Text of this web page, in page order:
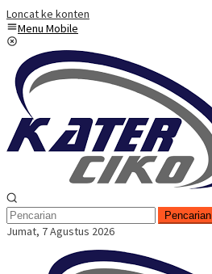
Loncat ke konten
Menu Mobile
Pencarian
Jumat, 7 Agustus 2026